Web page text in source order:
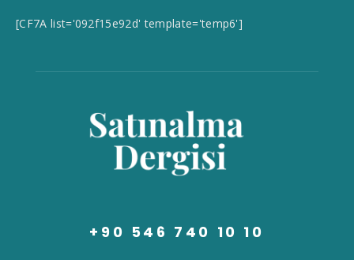
[CF7A list='092f15e92d' template='temp6']
+90 546 740 10 10